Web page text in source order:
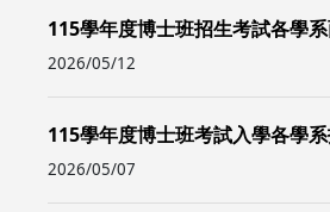
115學年度博士班招生考試各學
2026/05/12
115學年度博士班考試入學各學
2026/05/07